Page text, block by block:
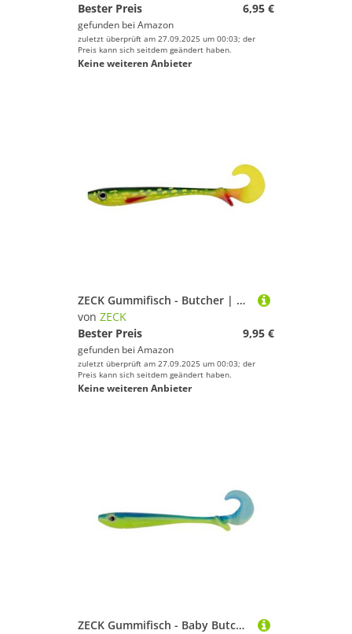
Bester Preis
6,95 €
gefunden bei Amazon
zuletzt überprüft am 27.09.2025 um 00:03; der
Preis kann sich seitdem geändert haben.
Keine weiteren Anbieter
ZECK Gummifisch - Butcher | 19 cm - Shock Pike
von ZECK
Bester Preis
9,95 €
gefunden bei Amazon
zuletzt überprüft am 27.09.2025 um 00:03; der
Preis kann sich seitdem geändert haben.
Keine weiteren Anbieter
ZECK Gummifisch - Baby Butcher | 12 cm - UBS Classic